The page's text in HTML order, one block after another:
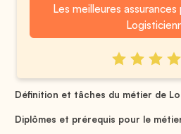
Les meilleures
Définition et tâches du métier de
Diplômes et prérequis pour le